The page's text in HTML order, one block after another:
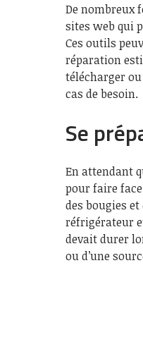
De nombreux
sites web qui
Ces outils
réparation
télécharger
cas de besoin.
Se
En attendant
pour faire face
des bougies
réfrigérateur
devait durer
ou d’une